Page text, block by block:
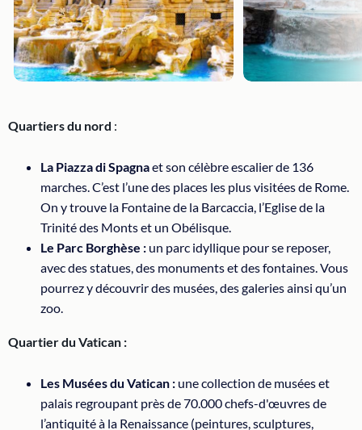
Quartiers du nord :
La Piazza di Spagnaet son célèbre escalier de 136
marches. C’est l’une des places les plus visitées de Rome.
On y trouve la Fontaine de la Barcaccia, l’Eglise de la
Trinité des Monts et un Obélisque.
Le Parc Borghèse : un parc idyllique pour se reposer,
avec des statues, des monuments et des fontaines. Vous
pourrez y découvrir des musées, des galeries ainsi qu’un
zoo.
Quartier du Vatican :
Les Musées du Vatican : une collection de musées et
palais regroupant près de 70.000 chefs-d'œuvres de
l’antiquité à la Renaissance (peintures, sculptures,